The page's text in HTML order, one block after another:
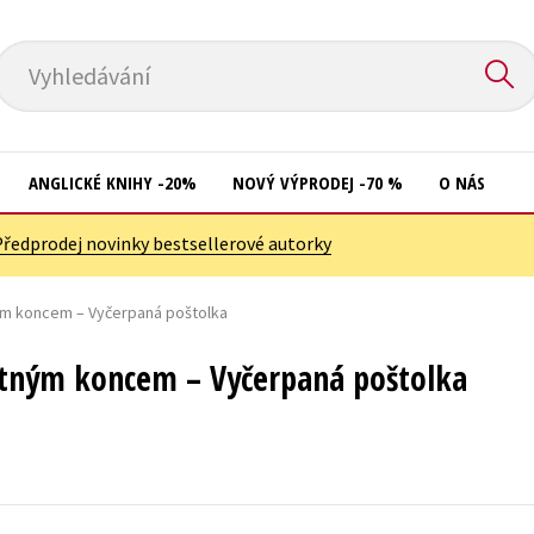
Vyhledávání
Kuchařky
New Adult
Učebnice
ANGLICKÉ KNIHY -20% NOVÝ VÝPRODEJ -70 % O NÁS
novinky bestsellerové autorky
koncem – Vyčerpaná poštolka
koncem – Vyčerpaná poštolka